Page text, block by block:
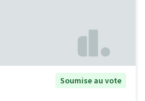
Soumise au vote